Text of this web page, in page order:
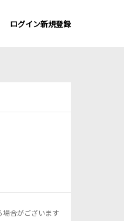
ログイン新規登録
合がございます